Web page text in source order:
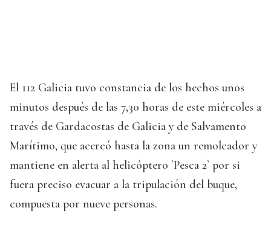
El 112 Galicia tuvo constancia de los hechos unos
minutos después de las 7,30 horas de este miércoles a
través de Gardacostas de Galicia y de Salvamento
Marítimo, que acercó hasta la zona un remolcador y
mantiene en alerta al helicóptero `Pesca 2` por si
fuera preciso evacuar a la tripulación del buque,
compuesta por nueve personas.